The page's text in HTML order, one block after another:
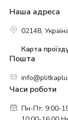
Наша адреса
02148,
Карта
Пошта
Часи роботи
Пн-Пт: 9:00-